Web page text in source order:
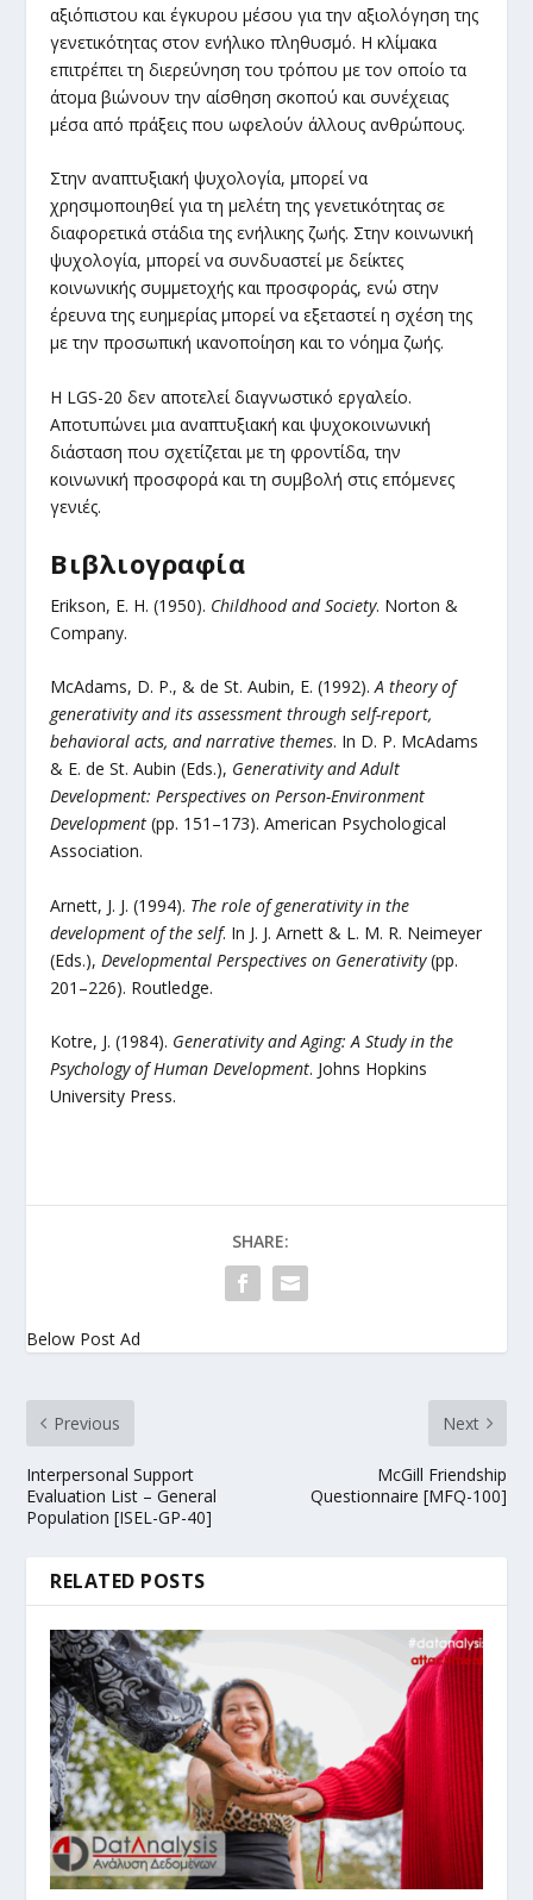
αξιόπιστου και έγκυρου μέσου για την αξιολόγηση της
γενετικότητας στον ενήλικο πληθυσμό. Η κλίμακα
επιτρέπει τη διερεύνηση του τρόπου με τον οποίο τα
άτομα βιώνουν την αίσθηση σκοπού και συνέχειας
μέσα από πράξεις που ωφελούν άλλους ανθρώπους.
Στην αναπτυξιακή ψυχολογία, μπορεί να
χρησιμοποιηθεί για τη μελέτη της γενετικότητας σε
διαφορετικά στάδια της ενήλικης ζωής. Στην κοινωνική
ψυχολογία, μπορεί να συνδυαστεί με δείκτες
κοινωνικής συμμετοχής και προσφοράς, ενώ στην
έρευνα της ευημερίας μπορεί να εξεταστεί η σχέση της
με την προσωπική ικανοποίηση και το νόημα ζωής.
Η LGS-20 δεν αποτελεί διαγνωστικό εργαλείο.
Αποτυπώνει μια αναπτυξιακή και ψυχοκοινωνική
διάσταση που σχετίζεται με τη φροντίδα, την
κοινωνική προσφορά και τη συμβολή στις επόμενες
γενιές.
Βιβλιογραφία
Erikson, E. H. (1950). Childhood and Society. Norton &
Company.
McAdams, D. P., & de St. Aubin, E. (1992).A theory of
generativity and its assessment through self-report,
behavioral acts, and narrative themes. In D. P. McAdams
& E. de St. Aubin (Eds.), Generativity and Adult
Development: Perspectives on Person-Environment
Development (pp. 151–173). American Psychological
Association.
Arnett, J. J. (1994). The role of generativity in the
development of the self. In J. J. Arnett & L. M. R. Neimeyer
(Eds.), Developmental Perspectives on Generativity(pp.
201–226). Routledge.
Kotre, J. (1984). Generativity and Aging: A Study in the
Psychology of Human Development. Johns Hopkins
University Press.
SHARE:
Below Post Ad
Previous
Interpersonal Support
Evaluation List – General
Population [ISEL-GP-40]
Next
McGill Friendship
Questionnaire [MFQ-100]
RELATED POSTS